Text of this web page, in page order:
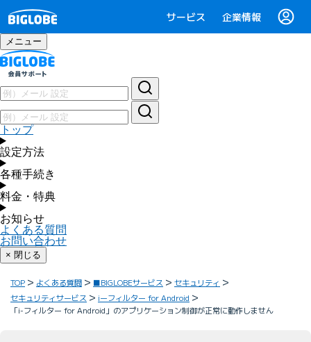
サービス 企業情報
メニュー
トップ
設定方法
各種手続き
料金・特典
お知らせ
よくある質問
お問い合わせ
× 閉じる
TOP よくある質問 ■BIGLOBEサービス
セキュリティ
セキュリティサービス
iーフィルター for Android
「i-フィルター for Android」のアプリケーション制御が正常に動作しません